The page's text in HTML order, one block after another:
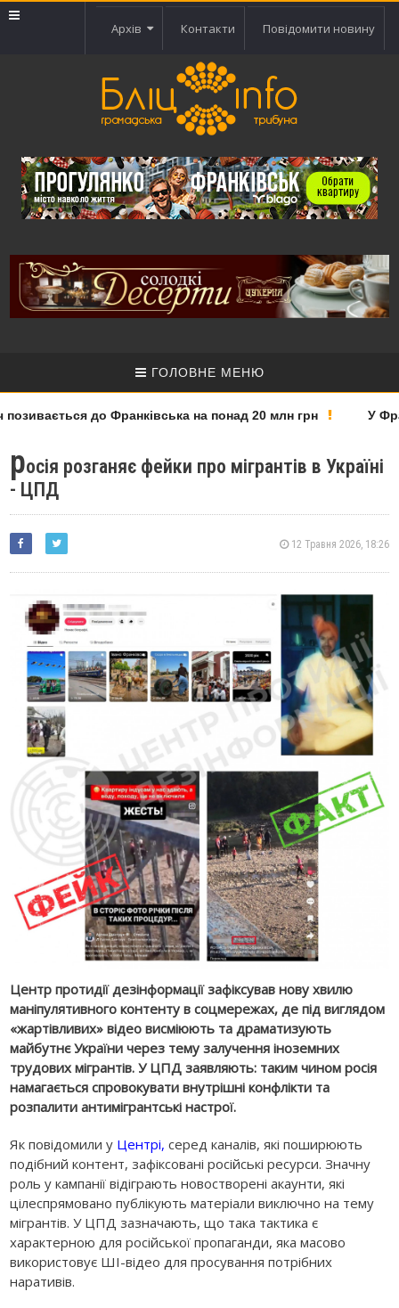
Архів Контакти Повідомити новину
ГОЛОВНЕ МЕНЮ
до Франківська на понад 20 млн грн У
росія розганяє фейки про мігрантів в Україні
- ЦПД
12 Травня 2026, 18:26
Центр протидії дезінформації зафіксував нову хвилю
маніпулятивного контенту в соцмережах, де під виглядом
«жартівливих» відео висміюють та драматизують
майбутнє України через тему залучення іноземних
трудових мігрантів. У ЦПД заявляють: таким чином росія
намагається спровокувати внутрішні конфлікти та
розпалити антимігрантські настрої.
Як повідомили у Центрі, серед каналів, які поширюють
подібний контент, зафіксовані російські ресурси. Значну
роль у кампанії відіграють новостворені акаунти, які
цілеспрямовано публікують матеріали виключно на тему
мігрантів. У ЦПД зазначають, що така тактика є
характерною для російської пропаганди, яка масово
використовує ШІ-відео для просування потрібних
наративів.